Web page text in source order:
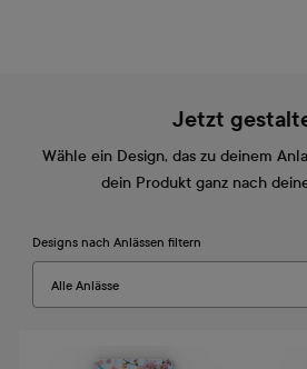
Jetzt
Wähle ein Design, das zu deinem
dein Produkt ganz nach
Designs nach Anlässen filtern